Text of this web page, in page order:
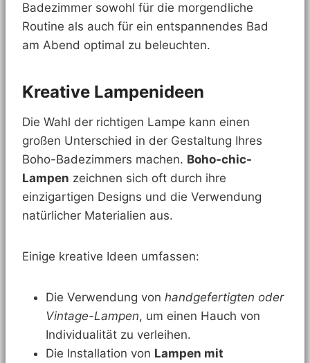
Badezimmer sowohl für die morgendliche
Routine als auch für ein entspannendes Bad
am Abend optimal zu beleuchten.
Kreative Lampenideen
Die Wahl der richtigen Lampe kann einen
großen Unterschied in der Gestaltung Ihres
Boho-Badezimmers machen. Boho-chic-
Lampen zeichnen sich oft durch ihre
einzigartigen Designs und die Verwendung
natürlicher Materialien aus.
Einige kreative Ideen umfassen:
Die Verwendung von handgefertigten oder
Vintage-Lampen, um einen Hauch von
Individualität zu verleihen.
Die Installation von Lampen mit